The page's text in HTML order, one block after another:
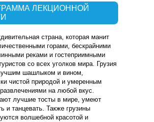
ЛЕКЦИОННОЙ
страна, которая манит
горами, бескрайними
реками и гостеприимными
со всех уголков мира. Грузия
шашлыком и вином,
чистой природой и умеренным
на любой вкус.
лучшие тосты в мире, умеют
и танцевать. Также грузины
волшебной красотой и